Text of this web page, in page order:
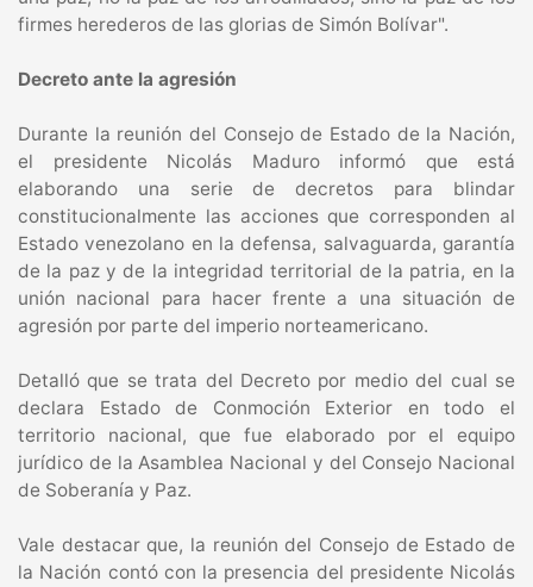
firmes herederos de las glorias de Simón Bolívar".
Decreto ante la agresión
Durante la reunión del Consejo de Estado de la Nación,
el presidente Nicolás Maduro informó que está
elaborando una serie de decretos para blindar
constitucionalmente las acciones que corresponden al
Estado venezolano en la defensa, salvaguarda, garantía
de la paz y de la integridad territorial de la patria, en la
unión nacional para hacer frente a una situación de
agresión por parte del imperio norteamericano.
Detalló que se trata del Decreto por medio del cual se
declara Estado de Conmoción Exterior en todo el
territorio nacional, que fue elaborado por el equipo
jurídico de la Asamblea Nacional y del Consejo Nacional
de Soberanía y Paz.
Vale destacar que, la reunión del Consejo de Estado de
la Nación contó con la presencia del presidente Nicolás